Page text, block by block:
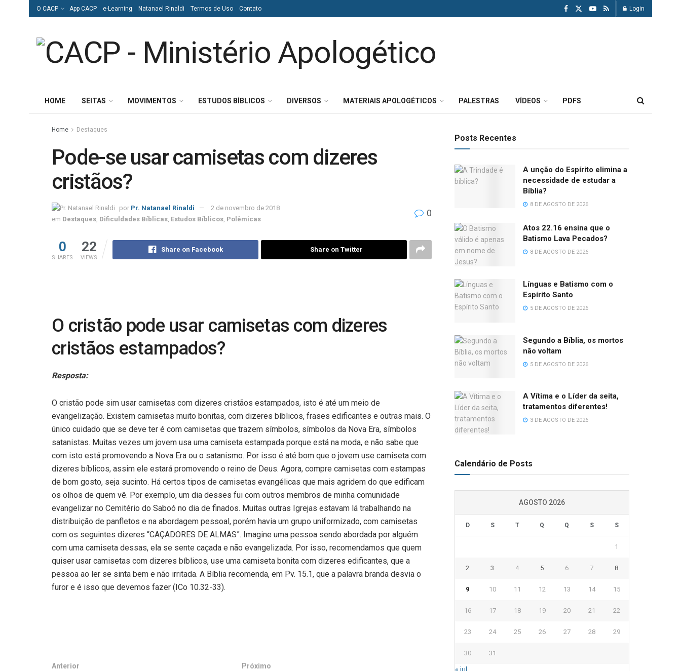
O CACP App CACP e-Learning Natanael Rinaldi Termos de Uso Contato Login
HOME SEITAS MOVIMENTOS ESTUDOS BÍBLICOS DIVERSOS MATERIAIS APOLOGÉTICOS PALESTRAS VÍDEOS PDFS
Home Destaques
Pode-se usar camisetas com dizeres
cristãos?
por Pr. Natanael Rinaldi
2 de novembro de 2018
em Destaques, Dificuldades Bíblicas, Estudos Bíblicos, Polêmicas
0
0
SHARES
22
VIEWS
Share on Facebook Share on Twitter
O cristão pode usar camisetas com dizeres
cristãos estampados?
Resposta:
O cristão pode sim usar camisetas com dizeres cristãos estampados, isto é até um meio de
evangelização. Existem camisetas muito bonitas, com dizeres bíblicos, frases edificantes e outras mais. O
único cuidado que se deve ter é com camisetas que trazem símbolos, símbolos da Nova Era, símbolos
satanistas. Muitas vezes um jovem usa uma camiseta estampada porque está na moda, e não sabe que
com isto está promovendo a Nova Era ou o satanismo. Por isso é até bom que o jovem use camiseta com
dizeres bíblicos, assim ele estará promovendo o reino de Deus. Agora, compre camisetas com estampas
de bom gosto, seja sucinto. Há certos tipos de camisetas evangélicas que mais agridem do que edificam
os olhos de quem vê. Por exemplo, um dia desses fui com outros membros de minha comunidade
evangelizar no Cemitério do Saboó no dia de finados. Muitas outras Igrejas estavam lá trabalhando na
distribuição de panfletos e na abordagem pessoal, porém havia um grupo uniformizado, com camisetas
com os seguintes dizeres “CAÇADORES DE ALMAS”. Imagine uma pessoa sendo abordada por alguém
com uma camiseta dessas, ela se sente caçada e não evangelizada. Por isso, recomendamos que quem
quiser usar camisetas com dizeres bíblicos, use uma camiseta bonita com dizeres edificantes, que a
pessoa ao ler se sinta bem e não irritada. A Bíblia recomenda, em Pv. 15.1, que a palavra branda desvia o
furor e é isso que devemos fazer (ICo 10.32-33).
Anterior Próximo
Posts Recentes
A unção do Espírito elimina a
necessidade de estudar a
Bíblia?
8 DE AGOSTO DE 2026
Atos 22.16 ensina que o
Batismo Lava Pecados?
8 DE AGOSTO DE 2026
Línguas e Batismo com o
Espírito Santo
5 DE AGOSTO DE 2026
Segundo a Bíblia, os mortos
não voltam
5 DE AGOSTO DE 2026
A Vítima e o Líder da seita,
tratamentos diferentes!
3 DE AGOSTO DE 2026
Calendário de Posts
AGOSTO 2026
D S T Q Q S S
1
2 3 4 5 6 7 8
9 10 11 12 13 14 15
16 17 18 19 20 21 22
23 24 25 26 27 28 29
30 31